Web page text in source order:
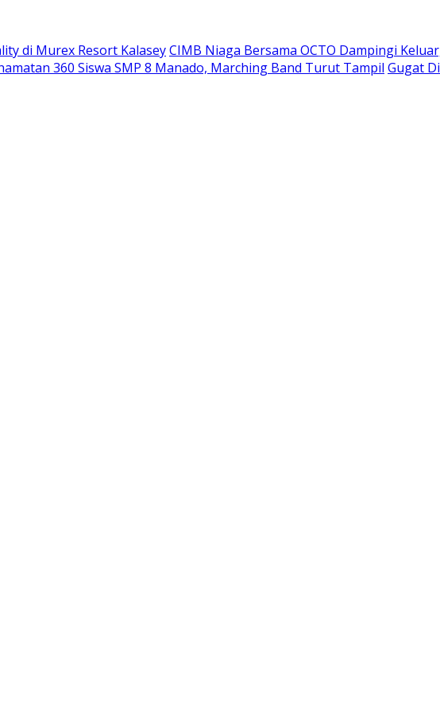
di Murex Resort KalaseyCIMB Niaga Bersama OCTO Dampingi
360 Siswa SMP 8 Manado, Marching Band Turut Tampil Gugat